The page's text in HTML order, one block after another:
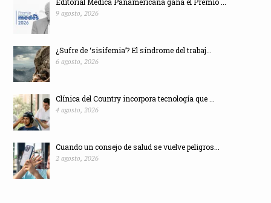
9 agosto, 2026
¿Sufre de ‘sisifemia’? El síndrome del trabaj...
6 agosto, 2026
Clínica del Country incorpora tecnología que ...
4 agosto, 2026
Cuando un consejo de salud se vuelve peligros...
2 agosto, 2026